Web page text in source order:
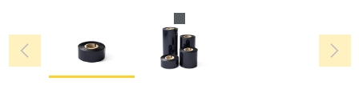
chevron_left chevron_right